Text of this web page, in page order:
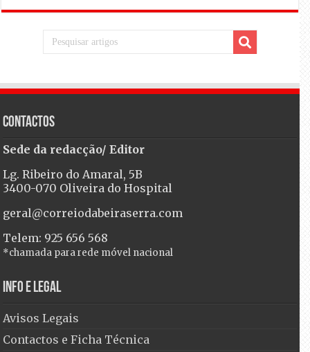
Contactos
Sede da redacção/ Editor
Lg. Ribeiro do Amaral, 5B
3400-070 Oliveira do Hospital
geral@correiodabeiraserra.com
Telem: 925 656 568
*chamada para rede móvel nacional
Info e Legal
Avisos Legais
Contactos e Ficha Técnica